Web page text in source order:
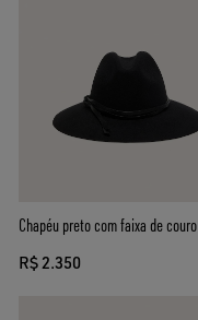
Chapéu preto com faixa de couro
R$ 2.350